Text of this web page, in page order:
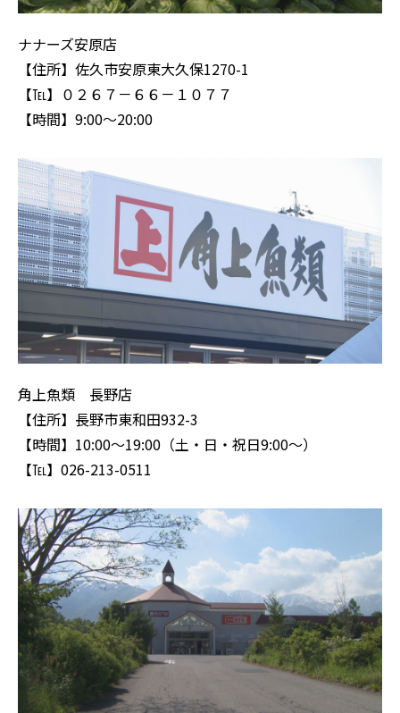
ナナーズ安原店
【住所】佐久市安原東大久保1270-1
【℡】０２６７－６６－１０７７
【時間】9:00～20:00
角上魚類 長野店
【住所】長野市東和田932-3
【時間】10:00～19:00（土・日・祝日9:00～）
【℡】026-213-0511